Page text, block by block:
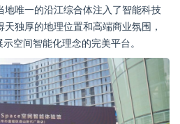
唯一的沿江综合体注入了智能科技
独厚的地理位置和高端商业氛围，
空间智能化理念的完美平台。